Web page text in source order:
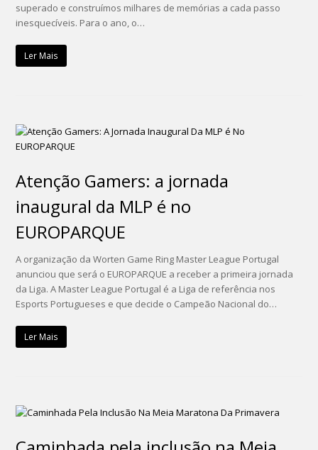
superado e construímos milhares de memórias a cada passo
inesquecíveis. Para o ano, o…
Ler Mais
Atenção Gamers: a jornada
inaugural da MLP é no
EUROPARQUE
A organização da Worten Game Ring Master League Portugal
anunciou que será o EUROPARQUE a receber a primeira jornada
da Liga. A Master League Portugal é a Liga de referência nos
Esports Portugueses e que decide o Campeão Nacional do…
Ler Mais